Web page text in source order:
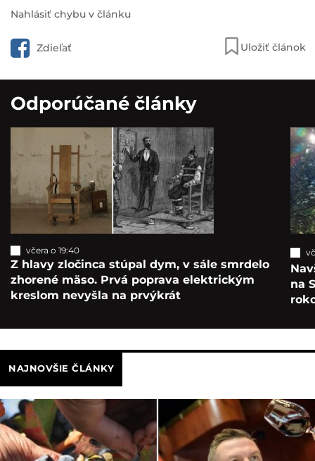
Nahlásiť chybu v článku
Zdieľať Uložiť článok
Odporúčané články
včera o 19:40
Z hlavy zločinca stúpal dym, v sále smrdelo
zhorené mäso. Prvá poprava elektrickým
kreslom nevyšla na prvýkrát
na
NAJNOVŠIE ČLÁNKY